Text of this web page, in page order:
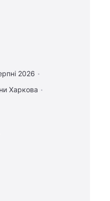
2026
Харкова